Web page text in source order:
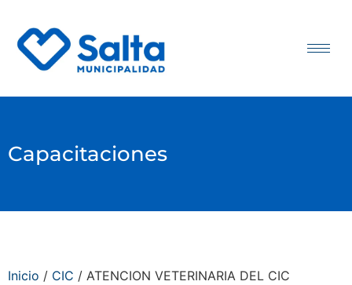
Capacitaciones
Inicio / CIC / ATENCION VETERINARIA DEL CIC